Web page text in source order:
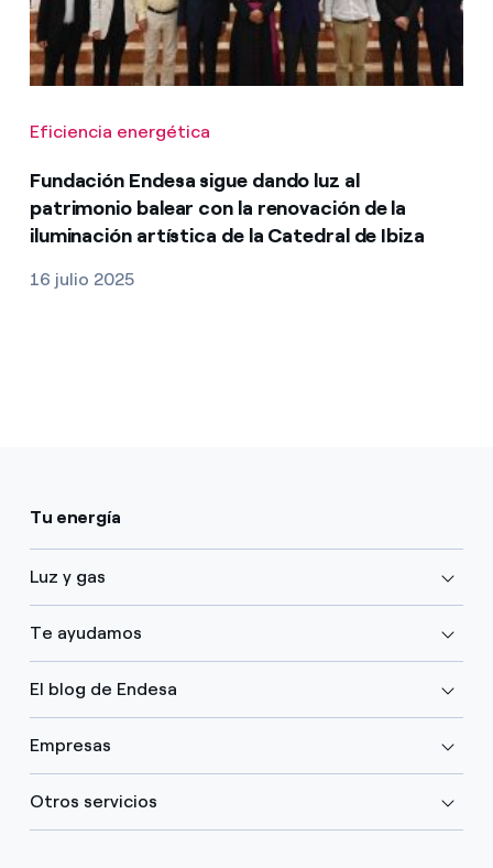
Eficiencia energética
Fundación Endesa sigue dando luz al
patrimonio balear con la renovación de la
iluminación artística de la Catedral de Ibiza
16 julio 2025
Tu energía
Luz y gas
Te ayudamos
El blog de Endesa
Empresas
Otros servicios